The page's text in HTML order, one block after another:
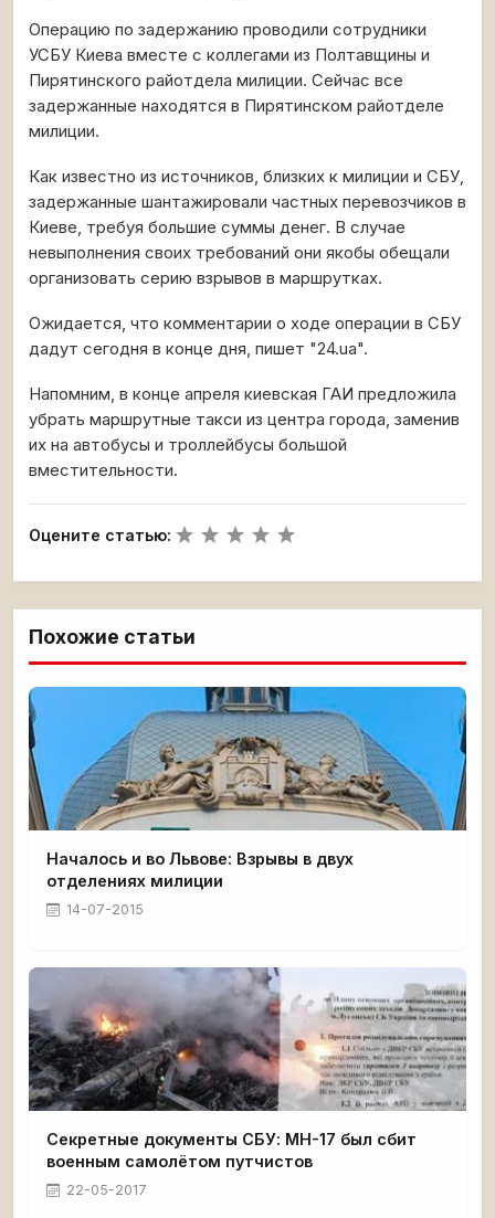
Операцию по задержанию проводили сотрудники
УСБУ Киева вместе с коллегами из Полтавщины и
Пирятинского райотдела милиции. Сейчас все
задержанные находятся в Пирятинском райотделе
милиции.
Как известно из источников, близких к милиции и СБУ,
задержанные шантажировали частных перевозчиков в
Киеве, требуя большие суммы денег. В случае
невыполнения своих требований они якобы обещали
организовать серию взрывов в маршрутках.
Ожидается, что комментарии о ходе операции в СБУ
дадут сегодня в конце дня, пишет "24.ua".
Напомним, в конце апреля киевская ГАИ предложила
убрать маршрутные такси из центра города, заменив
их на автобусы и троллейбусы большой
вместительности.
Оцените статью:
Похожие статьи
Началось и во Львове: Взрывы в двух
отделениях милиции
14-07-2015
Секретные документы СБУ: MH-17 был сбит
военным самолётом путчистов
22-05-2017